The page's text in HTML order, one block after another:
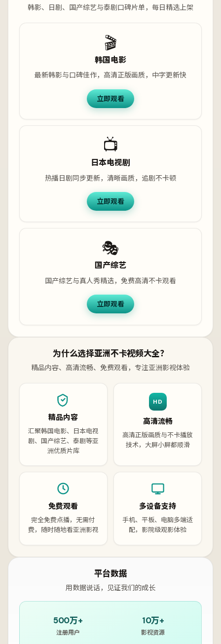
韩影、日剧、国产综艺与泰剧口碑片单，每日精选上架
🎬
韩国电影
最新韩影与口碑佳作，高清正版画质，中字更新快
立即观看
📺
日本电视剧
热播日剧同步更新，清晰画质，追剧不卡顿
立即观看
🎭
国产综艺
国产综艺与真人秀精选，免费高清不卡观看
立即观看
为什么选择亚洲不卡视频大全？
精品内容、高清流畅、免费观看，专注亚洲影视体验
精品内容
汇聚韩国电影、日本电视
剧、国产综艺、泰剧等亚
洲优质片库
HD
高清流畅
高清正版画质与不卡播放
技术，大屏小屏都顺滑
免费观看
完全免费点播，无需付
费，随时随地看亚洲影视
多设备支持
手机、平板、电脑多端适
配，影院级观影体验
平台数据
用数据说话，见证我们的成长
500万+
注册用户
10万+
影视资源